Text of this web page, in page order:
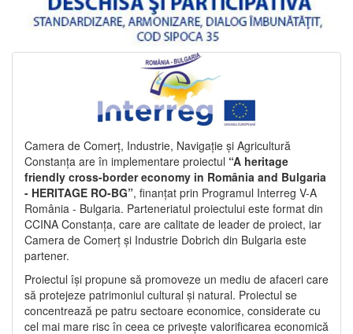
Camera de Comerț, Industrie, Navigație și Agricultură
Constanța are în implementare proiectul “A heritage
friendly cross-border economy in România and Bulgaria
- HERITAGE RO-BG”, finanțat prin Programul Interreg V-A
România - Bulgaria. Parteneriatul proiectului este format din
CCINA Constanța, care are calitate de leader de proiect, iar
Camera de Comerț și Industrie Dobrich din Bulgaria este
partener.
Proiectul își propune să promoveze un mediu de afaceri care
să protejeze patrimoniul cultural și natural. Proiectul se
concentrează pe patru sectoare economice, considerate cu
cel mai mare risc în ceea ce privește valorificarea economică